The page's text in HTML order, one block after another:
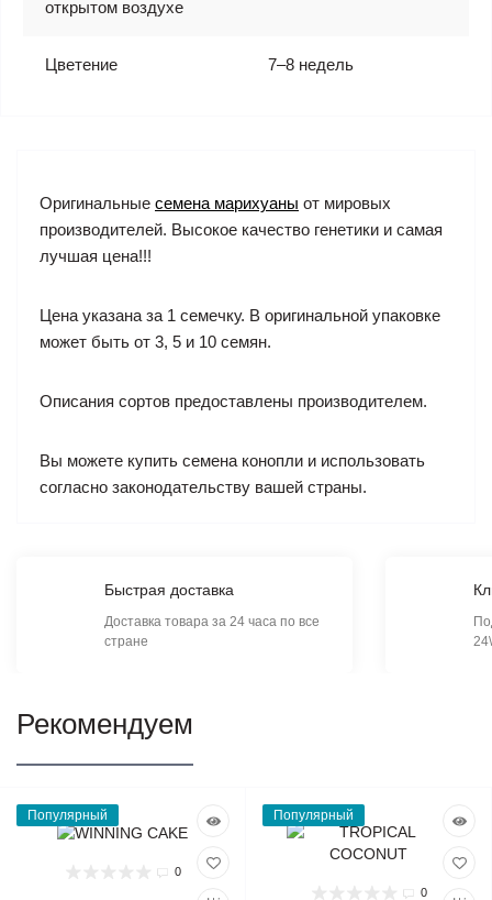
открытом воздухе
Цветение 7–8 недель
Оригинальные семена марихуаны от мировых
производителей. Высокое качество генетики и самая
лучшая цена!!!
Цена указана за 1 семечку. В оригинальной упаковке
может быть от 3, 5 и 10 семян.
Описания сортов предоставлены производителем.
Вы можете купить семена конопли и использовать
согласно законодательству вашей страны.
Быстрая доставка
Доставка товара за 24 часа по все
стране
Рекомендуем
Популярный
0
Популярный
0